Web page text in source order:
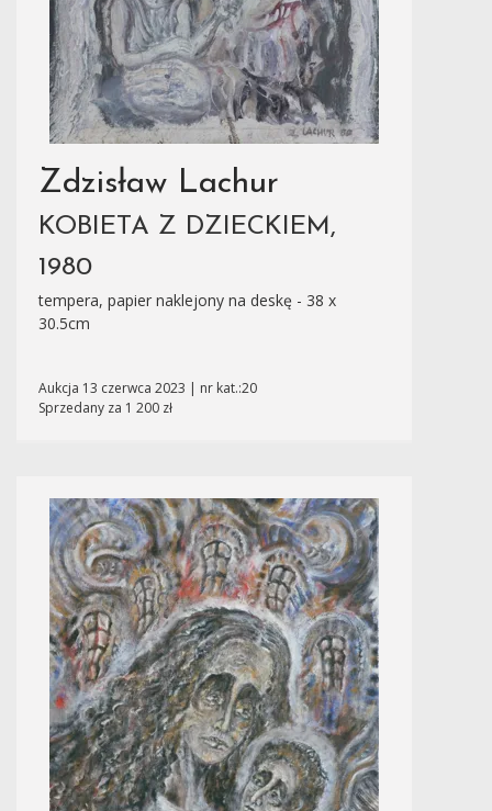
Zdzisław Lachur
KOBIETA Z DZIECKIEM,
1980
tempera, papier naklejony na deskę - 38 x
30.5cm
Aukcja 13 czerwca 2023 | nr kat.:20
Sprzedany za 1 200 zł